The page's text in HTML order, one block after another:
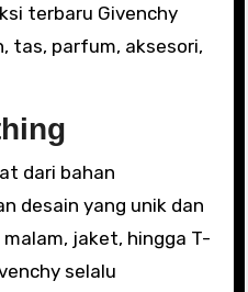
terbaru Givenchy
tas, parfum, aksesori,
dari bahan
desain yang unik dan
jaket, hingga T-
selalu